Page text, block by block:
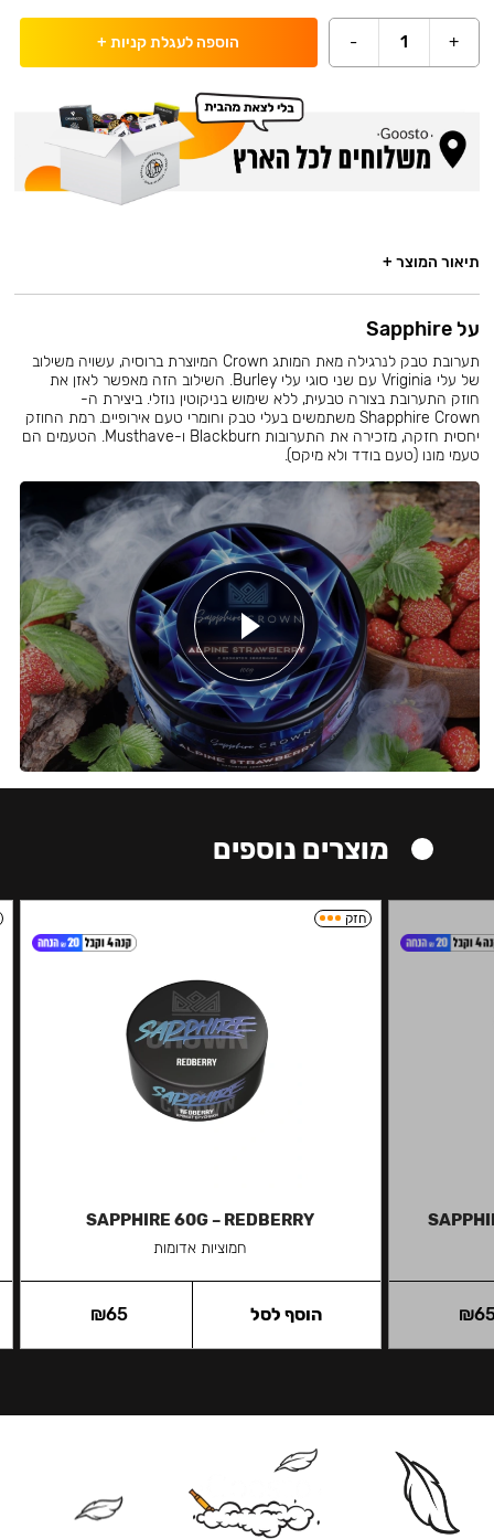
+
1
- הוספה לעגלת קניות +
תיאור המוצר +
על Sapphire
תערובת טבק לנרגילה מאת המותג Crown המיוצרת ברוסיה, עשויה משילוב
של עלי Vriginia עם שני סוגי עלי Burley. השילוב הזה מאפשר לאזן את
חוזק התערובת בצורה טבעית, ללא שימוש בניקוטין נוזלי. ביצירת ה-
Shapphire Crown משתמשים בעלי טבק וחומרי טעם אירופיים. רמת החוזק
יחסית חזקה, מזכירה את התערובות Blackburn ו-Musthave. הטעמים הם
טעמי מונו (טעם בודד ולא מיקס).
מוצרים נוספים
₪
חזק
SAPPHIRE 60G – REDBERRY
חמוציות אדומות
₪65 הוסף לסל